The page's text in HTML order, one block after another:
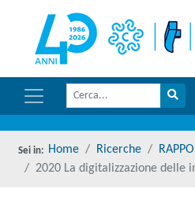
Vai ai contenuti
Menu di navigazione
Cerca
torna al menu di scelta rapida
Menu di
torna al menu di scelta rapida
Cerca nel sito
Home Ricerche
2020 La digitalizzazione delle